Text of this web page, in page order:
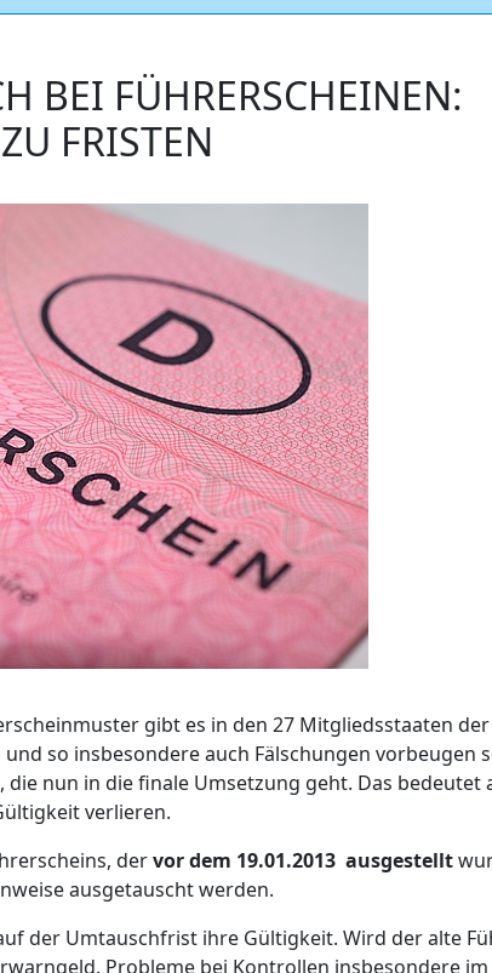
BEI FÜHRERSCHEINEN:
FRISTEN
gibt es in den 27 Mitgliedsstaaten
so insbesondere auch Fälschungen vorbeugen
nun in die finale Umsetzung geht. Das bedeutet
verlieren.
dervor dem 19.01.2013 ausgestellt
ausgetauscht werden.
der Umtauschfrist ihre Gültigkeit. Wird der alte
Probleme bei Kontrollen insbesondere im